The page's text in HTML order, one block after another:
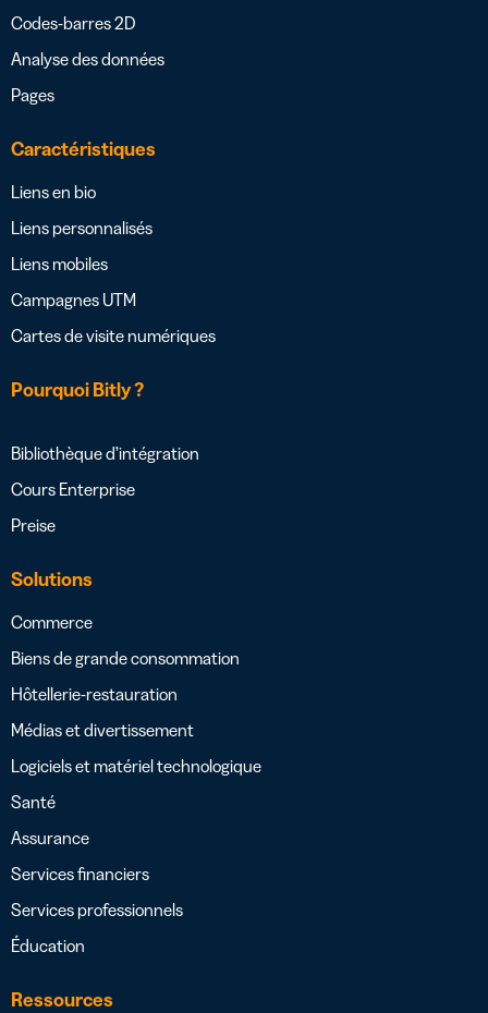
Codes-barres 2D
Analyse des données
Pages
Caractéristiques
Liens en bio
Liens personnalisés
Liens mobiles
Campagnes UTM
Cartes de visite numériques
Pourquoi Bitly ?
Bibliothèque d’intégration
Cours Enterprise
Preise
Solutions
Commerce
Biens de grande consommation
Hôtellerie-restauration
Médias et divertissement
Logiciels et matériel technologique
Santé
Assurance
Services financiers
Services professionnels
Éducation
Ressources